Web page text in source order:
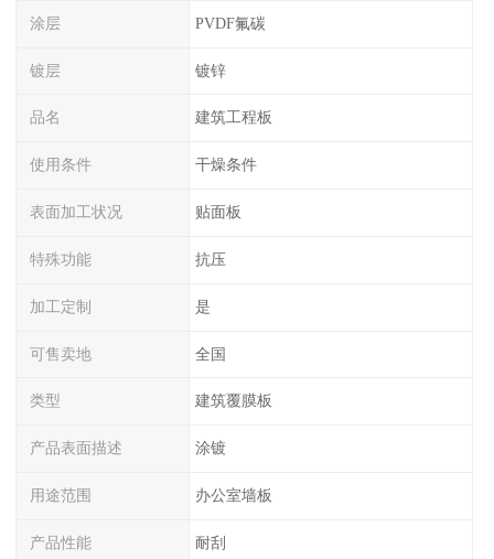
涂层 PVDF氟碳
镀层 镀锌
品名 建筑工程板
使用条件 干燥条件
表面加工状况 贴面板
特殊功能 抗压
加工定制 是
可售卖地 全国
类型 建筑覆膜板
产品表面描述 涂镀
用途范围 办公室墙板
产品性能 耐刮